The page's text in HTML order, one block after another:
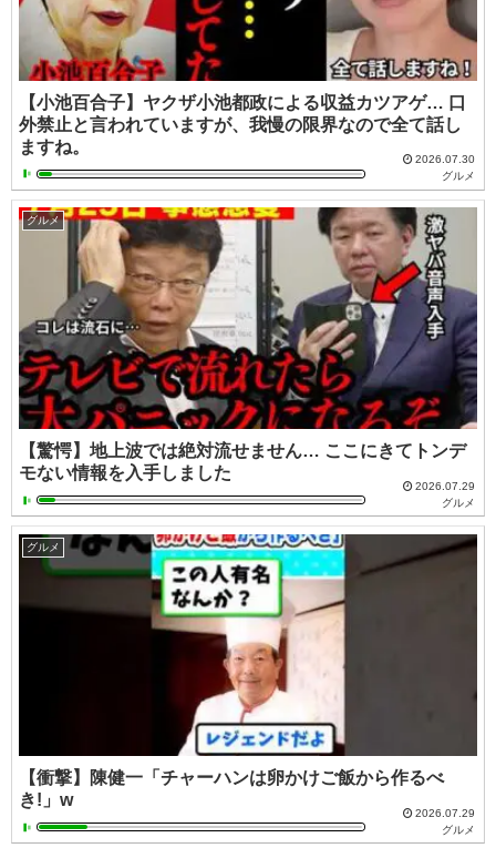
【小池百合子】ヤクザ小池都政による収益カツアゲ… 口
外禁止と言われていますが、我慢の限界なので全て話し
ますね。
2026.07.30
グルメ
グルメ
【驚愕】地上波では絶対流せません… ここにきてトンデ
モない情報を入手しました
2026.07.29
グルメ
グルメ
【衝撃】陳健一「チャーハンは卵かけご飯から作るべ
き!」w
2026.07.29
グルメ